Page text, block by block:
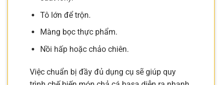
Tô lớn để trộn.
Màng bọc thực phẩm.
Nồi hấp hoặc chảo chiên.
Việc chuẩn bị đầy đủ dụng cụ sẽ giúp quy